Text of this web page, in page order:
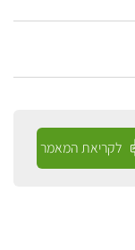
לקריאת המאמר